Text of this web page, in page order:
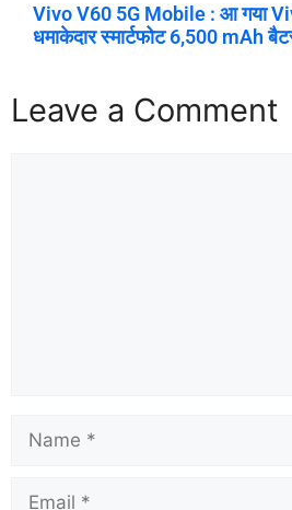
Vivo V60 5G Mobile : आ गया
धमाकेदार स्मार्टफोट 6,500 mAh
Leave a Comment